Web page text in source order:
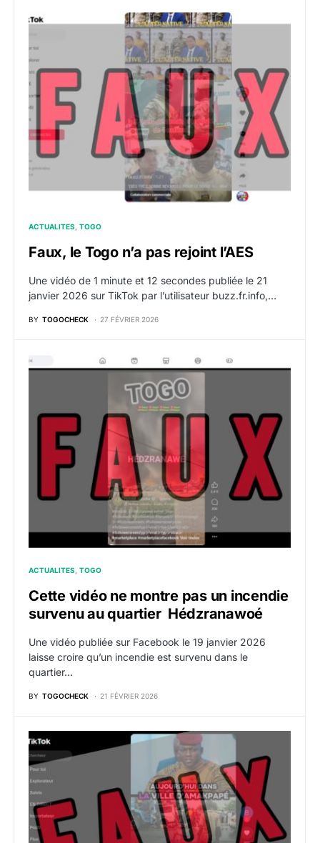
ACTUALITES TOGO
Faux, le Togo n’a pas rejoint l’AES
Une vidéo de 1 minute et 12 secondes publiée le 21
janvier 2026 sur TikTok par l’utilisateur buzz.fr.info,…
BY TOGOCHECK 27 FÉVRIER 2026
ACTUALITES TOGO
Cette vidéo ne montre pas un incendie
survenu au quartier Hédzranawoé
Une vidéo publiée sur Facebook le 19 janvier 2026
laisse croire qu’un incendie est survenu dans le
quartier…
BY TOGOCHECK 21 FÉVRIER 2026